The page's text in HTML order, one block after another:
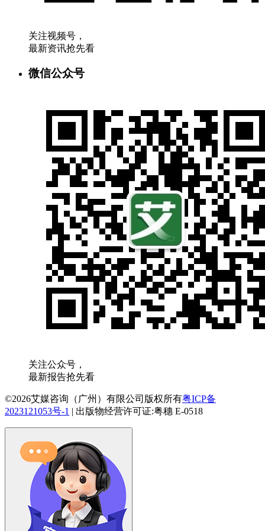
关注视频号，
最新资讯抢先看
微信公众号
关注公众号，
最新报告抢先看
©2026艾媒咨询（广州）有限公司版权所有粤ICP备
2023121053号-1 | 出版物经营许可证:粤穗 E-0518